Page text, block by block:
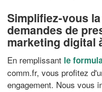
Simplifiez-vous
demandes de
marketing digital
En remplissant le
comm.fr, vous profitez
engagement. Nous vous